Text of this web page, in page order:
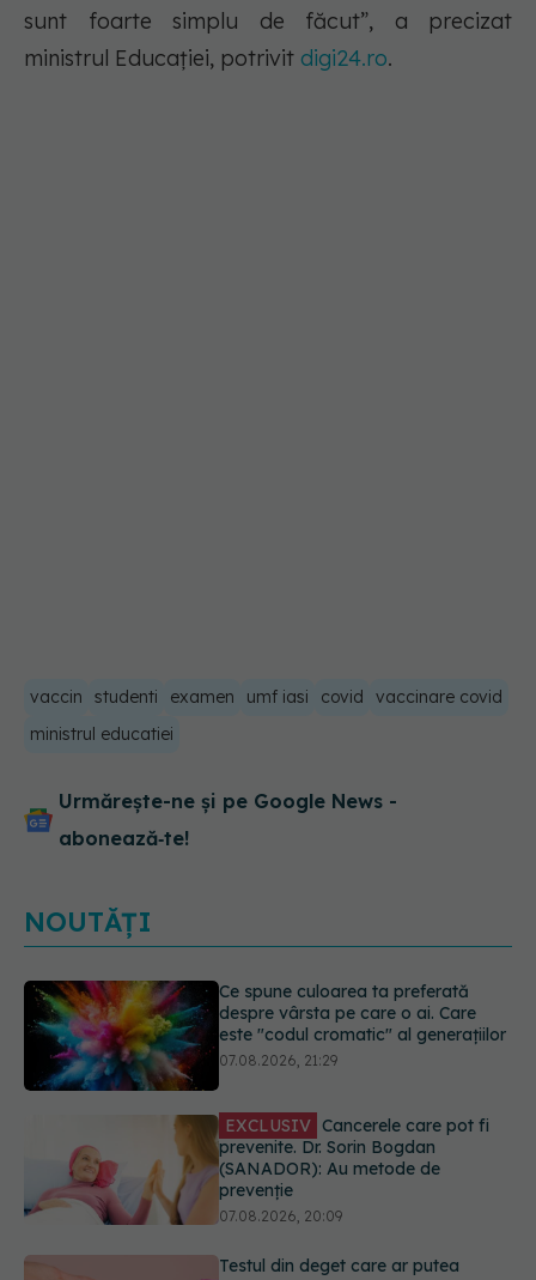
sunt foarte simplu de făcut”, a precizat
ministrul Educației, potrivit digi24.ro.
vaccin studenti examen umf iasi covid
vaccinare covid
ministrul educatiei
Urmărește-ne și pe Google News -
abonează‑te!
NOUTĂȚI
EXCLUSIV Cancerele care pot fi
prevenite. Dr. Sorin Bogdan
(SANADOR): Au metode de
prevenție
Testul din deget care ar putea
indica riscul pentru 8 boli majore
07.08.2026, 18:34